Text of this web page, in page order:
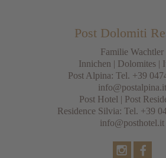
Post Dolomiti
Familie Wachtler
Innichen | Dolomites |
Post Alpina: Tel. +39
info@postalpina.it
Post Hotel | Post
Residence Silvia: Tel. +39
info@posthotel.it